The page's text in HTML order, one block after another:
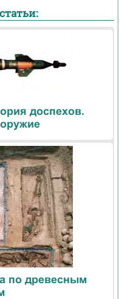
доспехов.
по древесным